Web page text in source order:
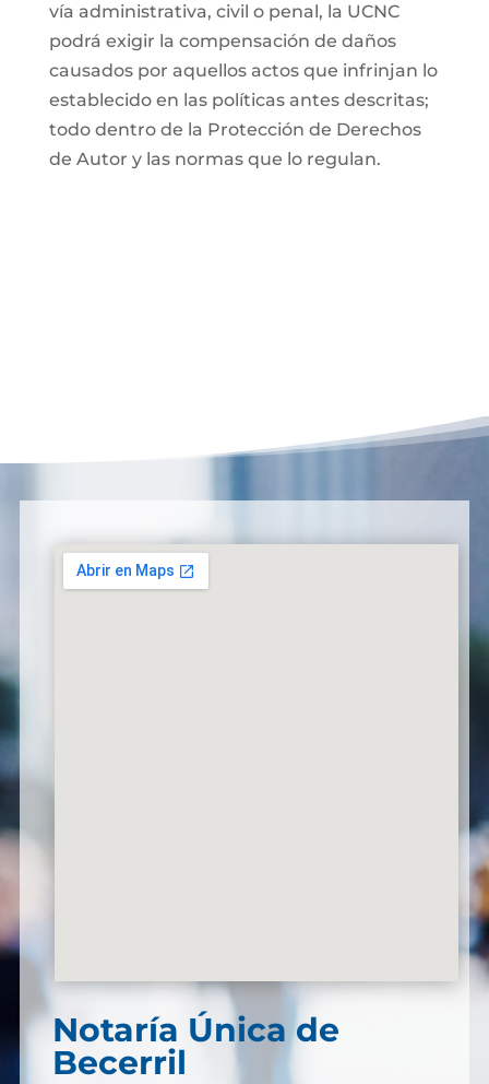
vía administrativa, civil o penal, la UCNC
podrá exigir la compensación de daños
causados por aquellos actos que infrinjan lo
establecido en las políticas antes descritas;
todo dentro de la Protección de Derechos
de Autor y las normas que lo regulan.
Notaría Única de
Becerril